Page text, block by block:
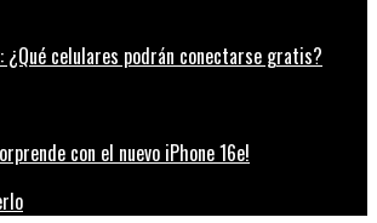
¿Qué celulares podrán conectarse gratis?
con el nuevo iPhone 16e!